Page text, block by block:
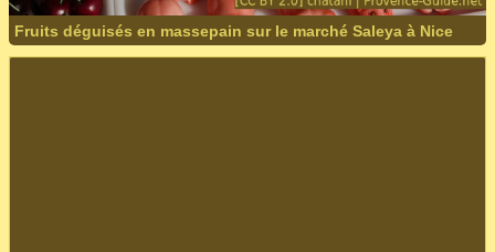
Fruits déguisés en massepain sur le marché Saleya à Nice